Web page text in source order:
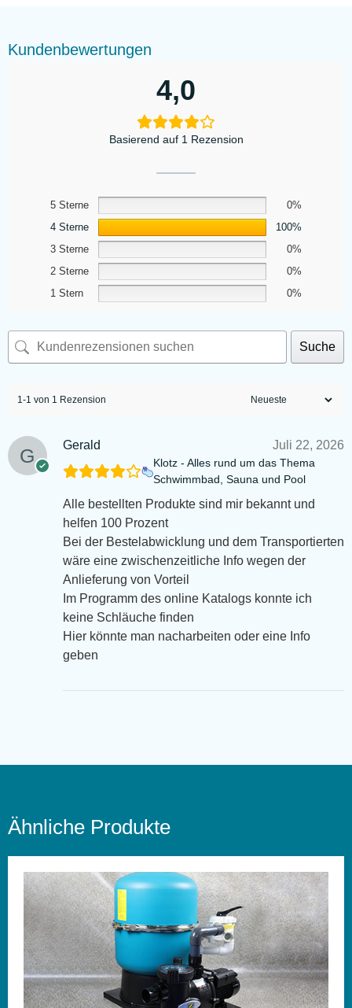
Kundenbewertungen
4,0
Basierend auf 1 Rezension
5 Sterne
0%
4 Sterne
100%
3 Sterne
0%
2 Sterne
0%
1 Stern
0%
Suche
1-1 von 1 Rezension
Gerald Juli 22, 2026
Klotz - Alles rund um das Thema
Schwimmbad, Sauna und Pool
Alle bestellten Produkte sind mir bekannt und
helfen 100 Prozent
Bei der Bestelabwicklung und dem Transportierten
wäre eine zwischenzeitliche Info wegen der
Anlieferung von Vorteil
Im Programm des online Katalogs konnte ich
keine Schläuche finden
Hier könnte man nacharbeiten oder eine Info
geben
Ähnliche Produkte